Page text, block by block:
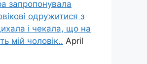
запропонувала
одружитися з
і чекала, що на
мій чоловік.. April